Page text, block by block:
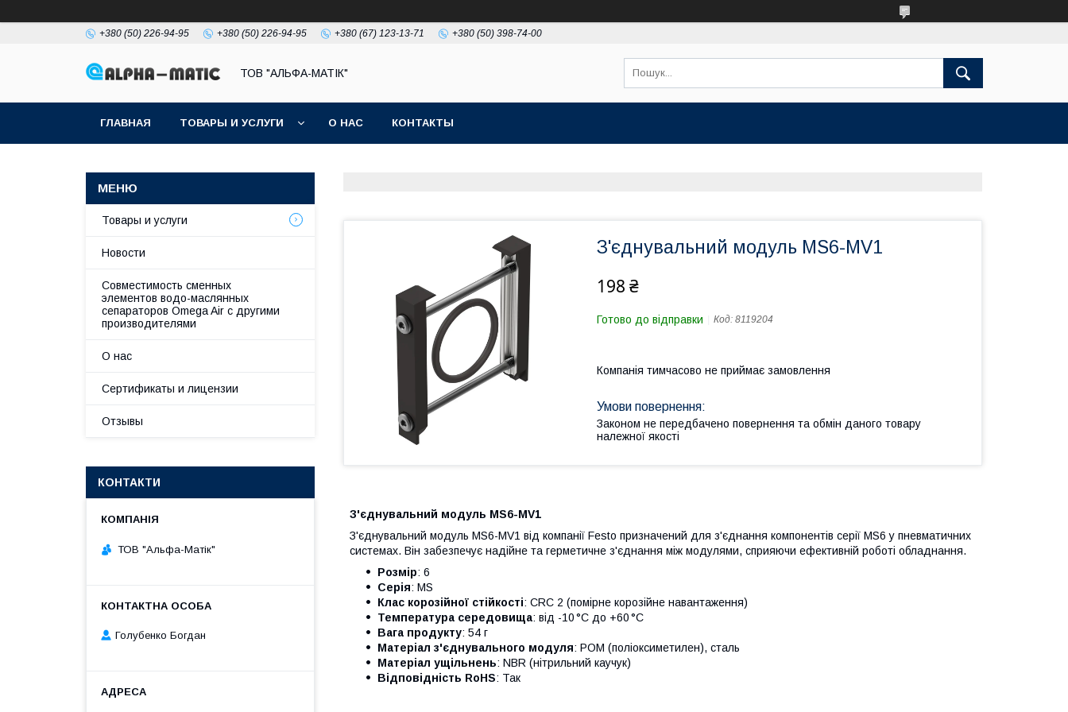
+380 (50) 226-94-95 +380 (50) 226-94-95 +380 (67) 123-13-71 +380 (50) 398-74-00
ТОВ "АЛЬФА-МАТІК"
ГЛАВНАЯ ТОВАРЫ И УСЛУГИ О НАС КОНТАКТЫ
З'єднувальний модуль MS6-MV1
198 ₴
Готово до відправки Код: 8119204
Компанія тимчасово не приймає замовлення
Законом не передбачено повернення та обмін даного товару
належної якості
З'єднувальний модуль MS6-MV1
З'єднувальний модуль MS6-MV1 від компанії Festo призначений для з'єднання компонентів серії MS6 у пневматичних
системах. Він забезпечує надійне та герметичне з'єднання між модулями, сприяючи ефективній роботі обладнання.
Розмір: 6
Серія: MS
Клас корозійної стійкості: CRC 2 (помірне корозійне навантаження)
Температура середовища: від -10 °C до +60 °C
Вага продукту: 54 г
Матеріал з'єднувального модуля: POM (поліоксиметилен), сталь
Матеріал ущільнень: NBR (нітрильний каучук)
Відповідність RoHS: Так
Товары и услуги
Новости
Совместимость сменных
элементов водо-маслянных
сепараторов Omega Air с другими
производителями
О нас
Сертификаты и лицензии
Отзывы
КОНТАКТИ
ТОВ "Альфа-Матік"
Голубенко Богдан